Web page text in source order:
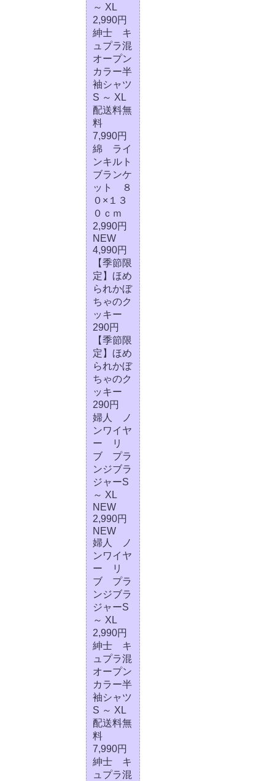
～ XL
2,990円
紳士 キ
ュプラ混
オープン
カラー半
袖シャツ
S ～ XL
配送料無
料
7,990円
綿 ライ
ンキルト
ブランケ
ット ８
０×１３
０ｃｍ
2,990円
NEW
4,990円
【季節限
定】ほめ
られかぼ
ちゃのク
ッキー
290円
【季節限
定】ほめ
られかぼ
ちゃのク
ッキー
290円
婦人 ノ
ンワイヤ
ー リ
ブ プラ
ンジブラ
ジャーS
～ XL
NEW
2,990円
NEW
婦人 ノ
ンワイヤ
ー リ
ブ プラ
ンジブラ
ジャーS
～ XL
2,990円
紳士 キ
ュプラ混
オープン
カラー半
袖シャツ
S ～ XL
配送料無
料
7,990円
紳士 キ
ュプラ混